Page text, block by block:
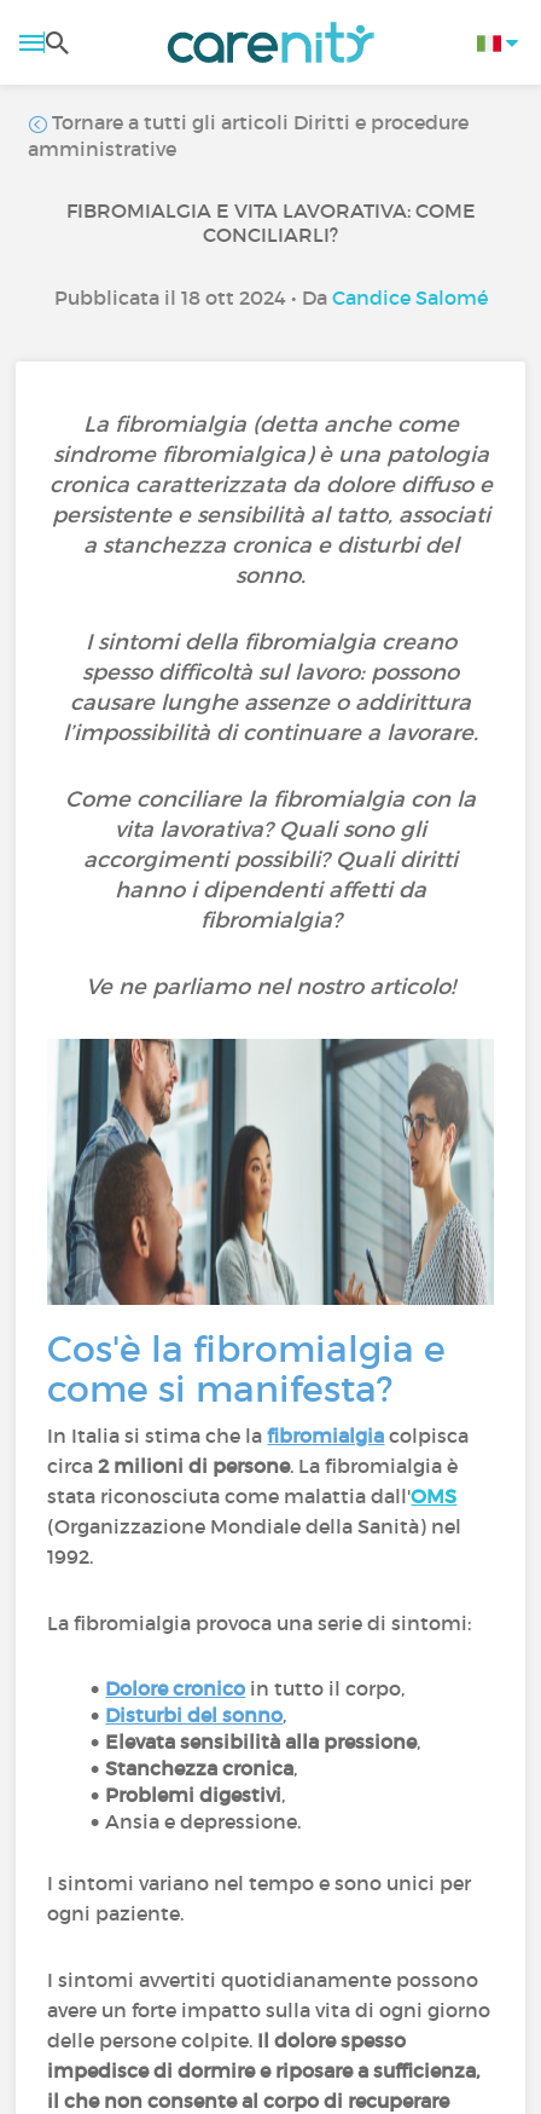
Tornare a tutti gli articoli Diritti e procedure
amministrative
FIBROMIALGIA E VITA LAVORATIVA: COME
CONCILIARLI?
Pubblicata il 18 ott 2024 • Da Candice Salomé
La fibromialgia (detta anche come
sindrome fibromialgica) è una patologia
cronica caratterizzata da dolore diffuso e
persistente e sensibilità al tatto, associati
a stanchezza cronica e disturbi del
sonno.
I sintomi della fibromialgia creano
spesso difficoltà sul lavoro: possono
causare lunghe assenze o addirittura
l’impossibilità di continuare a lavorare.
Come conciliare la fibromialgia con la
vita lavorativa? Quali sono gli
accorgimenti possibili? Quali diritti
hanno i dipendenti affetti da
fibromialgia?
Ve ne parliamo nel nostro articolo!
Cos'è la fibromialgia e
come si manifesta?
In Italia si stima che la fibromialgia colpisca
circa2 milioni di persone. La fibromialgia è
stata riconosciuta come malattia dall'OMS
(Organizzazione Mondiale della Sanità) nel
1992.
La fibromialgia provoca una serie di sintomi:
Dolore cronico in tutto il corpo,
Disturbi del sonno,
Elevata sensibilità alla pressione,
Stanchezza cronica,
Problemi digestivi,
Ansia e depressione.
I sintomi variano nel tempo e sono unici per
ogni paziente.
I sintomi avvertiti quotidianamente possono
avere un forte impatto sulla vita di ogni giorno
delle persone colpite. Il dolore spesso
impedisce di dormire e riposare a sufficienza,
il che non consente al corpo di recuperare